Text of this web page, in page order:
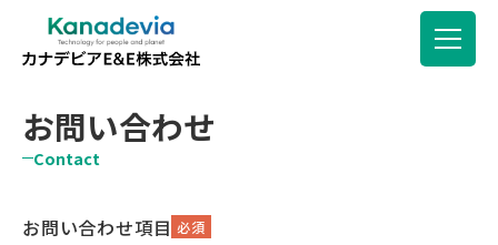
お問い合わせ
Contact
お問い合わせ項目 必須